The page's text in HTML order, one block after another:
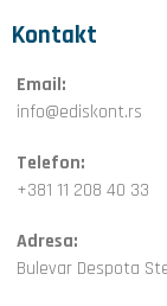
Kontakt
Email:
info@ediskont.rs
Telefon:
+381 11 208 40 33
Adresa:
Bulevar Despota